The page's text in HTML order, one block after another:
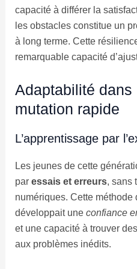
capacité à différer la
les obstacles constitue un
à long terme. Cette
remarquable capacité
Adaptabilité dans
mutation rapide
L’apprentissage par
Les jeunes de cette
par essais et erreurs, sans
numériques. Cette méthode
développait une confiance
et une capacité à trouver
aux problèmes inédits.